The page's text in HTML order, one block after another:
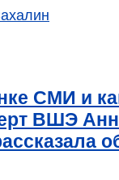
СМИ и
ВШЭ